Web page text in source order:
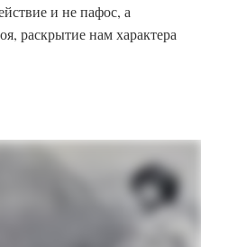
и не пафос, а
раскрытие нам характера